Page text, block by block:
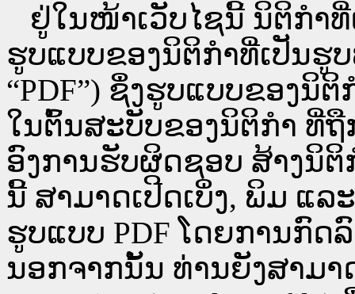
ຢູ່ໃນໜ້າ​ເວັບ​ໄຊ​ນີ້ ນິຕິກຳ
ຮູບແບບຂອງນິຕິກໍາທີ່ເປັນຮູບພ
“PDF”) ຊຶ່ງຮູບແບບຂອງນິ
ໃນຕົ້ນສະບັບຂອງນິຕິກໍາ ທີ່
ອົງການຮັບຜິດຊອບ ສ້າງນິຕິ
ນີ້ ສາມາດເປີດເບິ່ງ, ພິມ ແລ
ຮູບແບບ PDF ໂດຍການກົດ
ນອກຈາກນັ້ນ ທ່ານຍັງສາມາ